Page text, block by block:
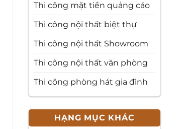
Thi công mặt tiền quảng cáo
Thi công nội thất biệt thự
Thi công nội thất Showroom
Thi công nội thất văn phòng
Thi công phòng hát gia đình
HẠNG MỤC KHÁC